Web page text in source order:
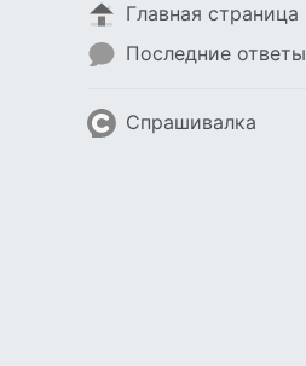
Главная страница
Последние ответы
Спрашивалка